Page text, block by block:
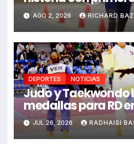
en Juegos Santo
2026
AGO 2, 2026 RICHARD
DEPORTES NOTICIAS
Judo y Taekwondo
medallas para RD
de Juego Santo
JUL 26, 2026 RADHAISI